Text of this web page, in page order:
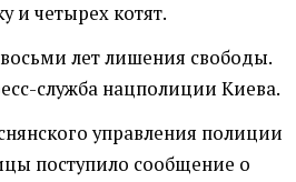
и четырех котят.
лет лишения свободы.
служба нацполиции Киева.
управления полиции
поступило сообщение о